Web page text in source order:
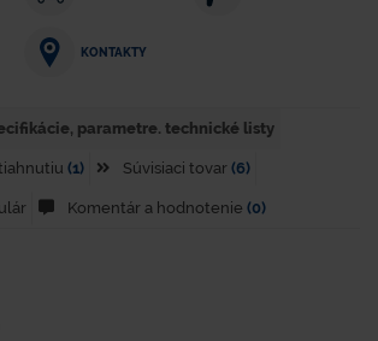
KONTAKTY
parametre. technické listy
(1) Súvisiaci tovar (6)
Komentár a hodnotenie (0)